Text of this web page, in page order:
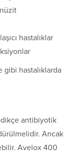
hastalıklar
gibi hastalıklarda
antibiyotik
Ancak
Avelox 400